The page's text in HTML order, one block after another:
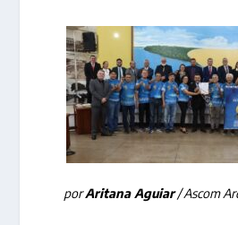
porAritana Aguiar/ Ascom